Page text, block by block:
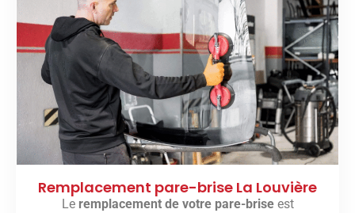
Remplacement pare-brise La Louvière
Le remplacement de votre pare-briseest